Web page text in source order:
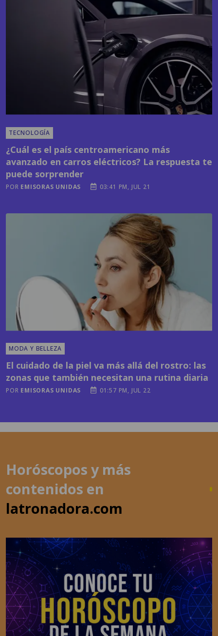
avanzado en carros eléctricos? La respuesta te
puede sorprender
EMISORAS UNIDAS 03:41 PM, JUL 21
MODA Y BELLEZA
zonas que también necesitan una rutina diaria
POR EMISORAS UNIDAS 01:57 PM, JUL 22
contenidos en
latronadora.com